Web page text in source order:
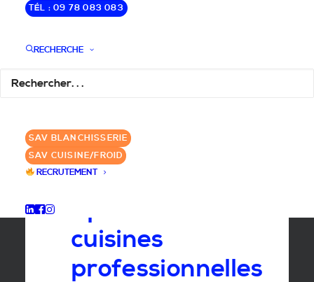
TÉL : 09 78 083 083
RECHERCHE
SAV BLANCHISSERIE
SAV CUISINE/FROID
RECRUTEMENT
✆ 09 78 083 083
GROUPE SEBI
Spécialiste
cuisines
professionnelles